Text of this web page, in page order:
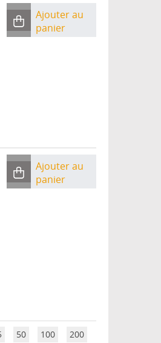
Ajouter au
panier
Ajouter au
panier
50 100 200